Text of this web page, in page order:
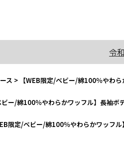
令
ス > 【WEB限定/ベビー/綿100％やわ
ビー/綿100％やわらかワッフル】長袖ボ
限定/ベビー/綿100％やわらかワッフ